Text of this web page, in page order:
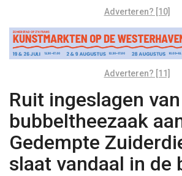
Adverteren? [10]
Adverteren? [11]
Ruit ingeslagen van
bubbeltheezaak
Gedempte
slaat vandaal in de